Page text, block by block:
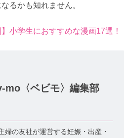
るかも知れません。
】小学生におすすめな漫画17選！
mo〈ベビモ〉編集部
婦の友社が運営する妊娠・出産・